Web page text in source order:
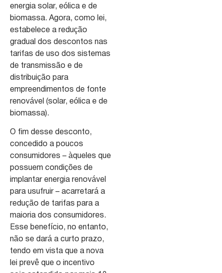
energia solar, eólica e de
biomassa. Agora, como lei,
estabelece a redução
gradual dos descontos nas
tarifas de uso dos sistemas
de transmissão e de
distribuição para
empreendimentos de fonte
renovável (solar, eólica e de
biomassa).
O fim desse desconto,
concedido a poucos
consumidores – àqueles que
possuem condições de
implantar energia renovável
para usufruir – acarretará a
redução de tarifas para a
maioria dos consumidores.
Esse benefício, no entanto,
não se dará a curto prazo,
tendo em vista que a nova
lei prevê que o incentivo